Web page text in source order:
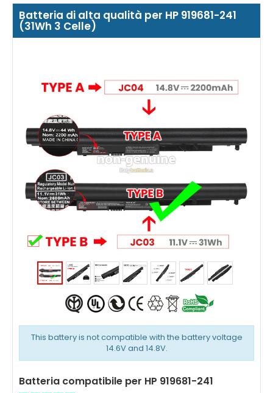
Batteria di alta qualità per HP 919681-241
(31Wh 3 Celle)
This battery is not compatible with the battery voltage
14.6V and 14.8V.
Batteria compatibile per HP 919681-241